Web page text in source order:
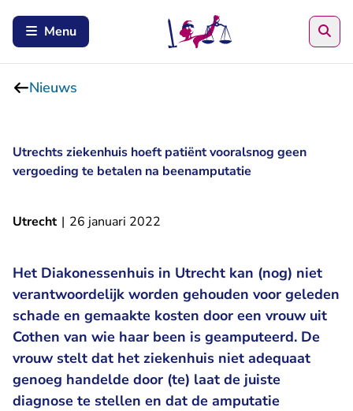
Menu
Nieuws
Utrechts ziekenhuis hoeft patiënt vooralsnog geen
vergoeding te betalen na beenamputatie
Utrecht | 26 januari 2022
Het Diakonessenhuis in Utrecht kan (nog) niet
verantwoordelijk worden gehouden voor geleden
schade en gemaakte kosten door een vrouw uit
Cothen van wie haar been is geamputeerd. De
vrouw stelt dat het ziekenhuis niet adequaat
genoeg handelde door (te) laat de juiste
diagnose te stellen en dat de amputatie